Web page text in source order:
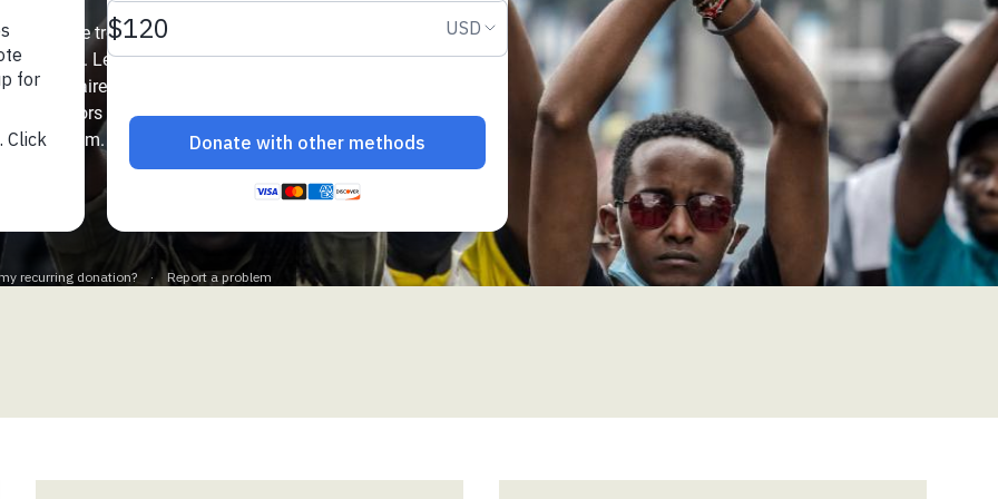
Climatique et
en Afrique de
Yémen
des Réfugiés Rohingyas
Réfugié·es au
du Sud
un rythme trois fois
Le monde
milliardaires, dont la
alors qu’une
de la faim.